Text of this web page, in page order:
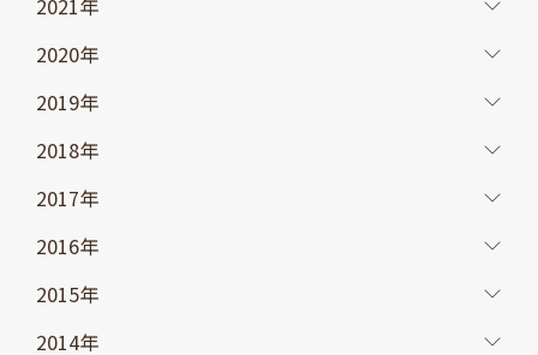
2021年
2020年
2019年
2018年
2017年
2016年
2015年
2014年